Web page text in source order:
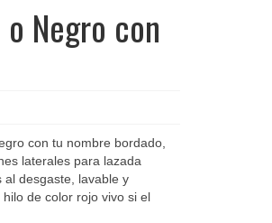
Negro con
con tu nombre bordado,
laterales para lazada
desgaste, lavable y
de color rojo vivo si el